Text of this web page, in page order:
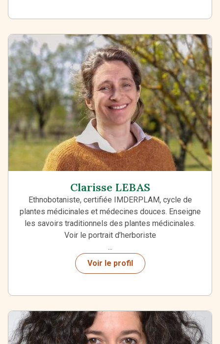
Clarisse LEBAS
Ethnobotaniste, certifiée IMDERPLAM, cycle de
plantes médicinales et médecines douces. Enseigne
les savoirs traditionnels des plantes médicinales.
Voir le portrait d’herboriste
...
Voir le profil